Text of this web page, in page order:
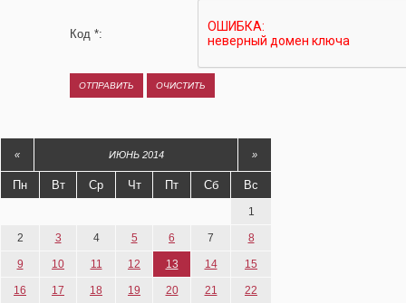
Код *:
« ИЮНЬ 2014 »
Пн Вт Ср Чт Пт Сб Вс
1
2 3 4 5 6 7 8
9 10 11 12 13 14 15
16 17 18 19 20 21 22